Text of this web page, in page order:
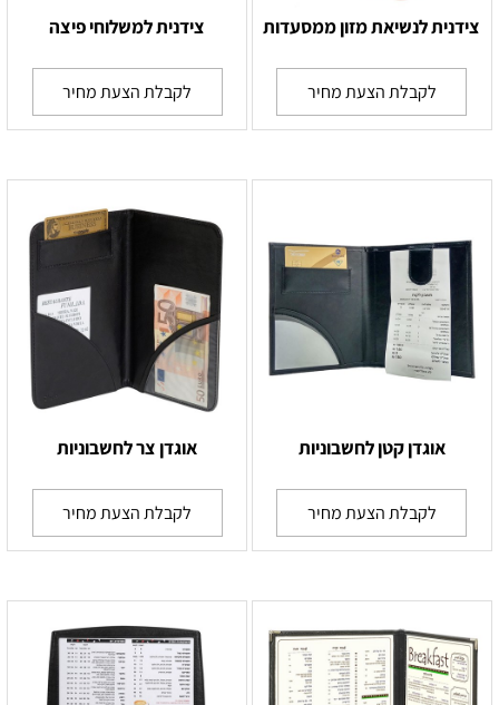
צידנית לנשיאת מזון ממסעדות
לקבלת הצעת מחיר
צידנית למשלוחי פיצה
לקבלת הצעת מחיר
אוגדן קטן לחשבוניות
לקבלת הצעת מחיר
אוגדן צר לחשבוניות
לקבלת הצעת מחיר